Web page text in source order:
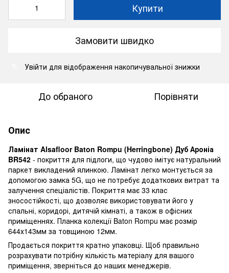
Купити
Замовити швидко
Увійти для відображення накопичувальної знижки
До обраного Порівняти
Опис
Ламінат Alsafloor Baton Rompu (Herringbone) Дуб Ароніа
BR542 - покриття для підлоги, що чудово імітує натуральний
паркет викладений ялинкою. Ламінат легко монтується за
допомогою замка 5G, що не потребує додаткових витрат та
залучення спеціалістів. Покриття має 33 клас
зносостійкості, що дозволяє використовувати його у
спальні, коридорі, дитячій кімнаті, а також в офісних
приміщеннях. Планка колекції Baton Rompu має розмір
644х143мм за товщиною 12мм.
Продається покриття кратно упаковці. Щоб правильно
розрахувати потрібну кількість матеріалу для вашого
приміщення, зверніться до наших менеджерів.